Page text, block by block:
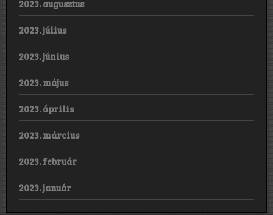
2023. augusztus
2023. július
2023. június
2023. május
2023. április
2023. március
2023. február
2023. január